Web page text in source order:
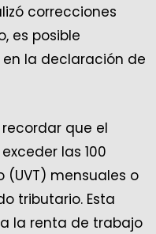
correcciones
es posible
la declaración de
que el
las 100
(UVT) mensuales o
tributario. Esta
la renta de trabajo